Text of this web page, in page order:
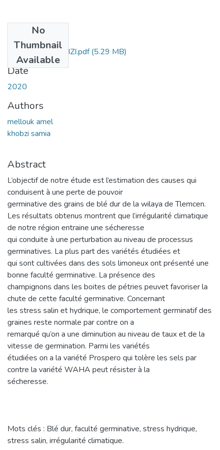
No
Thumbnail
Available
MELLOUK_KHOBZI.pdf(5.29 MB)
Date
2020
Authors
mellouk amel
khobzi samia
Abstract
L’objectif de notre étude est l’estimation des causes qui
conduisent à une perte de pouvoir
germinative des grains de blé dur de la wilaya de Tlemcen.
Les résultats obtenus montrent que l’irrégularité climatique
de notre région entraine une sécheresse
qui conduite à une perturbation au niveau de processus
germinatives. La plus part des variétés étudiées et
qui sont cultivées dans des sols limoneux ont présenté une
bonne faculté germinative. La présence des
champignons dans les boites de pétries peuvet favoriser la
chute de cette faculté germinative. Concernant
les stress salin et hydrique, le comportement germinatif des
graines reste normale par contre on a
remarqué qu’on a une diminution au niveau de taux et de la
vitesse de germination. Parmi les variétés
étudiées on a la variété Prospero qui tolère les sels par
contre la variété WAHA peut résister à la
sécheresse.
Mots clés : Blé dur, faculté germinative, stress hydrique,
stress salin, irrégularité climatique.